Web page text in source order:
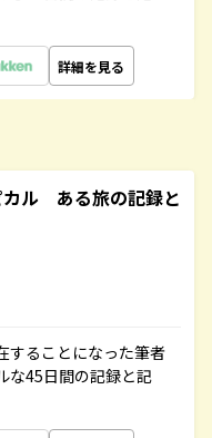
詳細を見る
カル ある旅の記録と
することになった筆者
な45日間の記録と記